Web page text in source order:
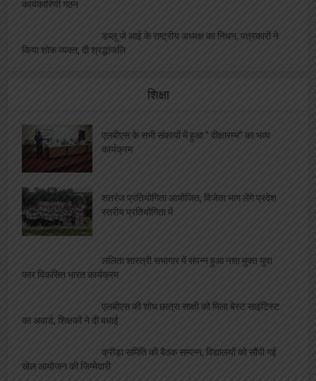
कार्यकारिणी गठन
डब्लू जे आई के राष्ट्रीय अध्यक्ष का निधन, पत्रकारों ने
किया शोक व्यक्त, दी श्रद्धांजलि
शिक्षा
एलबीएस के सभी संकायों में हुआ ” दीक्षारम्भ” का भव्य
कार्यक्रम
शतरंज प्रतियोगिता आयोजित, विजेता भाग लेंगे प्रदेश
स्तरीय प्रतियोगिता में
ललिता शास्त्री सभागार में संपन्न हुआ नशा मुक्त युवा
फार विकसित भारत कार्यक्रम
एलबीएस की शोध छात्रा साक्षी को मिला बेस्ट साइंटिस्ट
का अवार्ड, शिक्षकों ने दी बधाई
क्रीड़ा समिति की बैठक सम्पन्न, विद्यालयों को सौंपी गई
खेल आयोजन की जिम्मेदारी